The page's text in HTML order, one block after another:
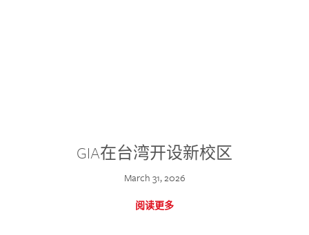
GIA在台湾开设新校区
March 31, 2026
阅读更多